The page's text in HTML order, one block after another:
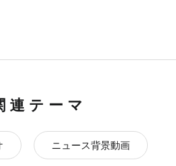
連テーマ
ニュース背景動画